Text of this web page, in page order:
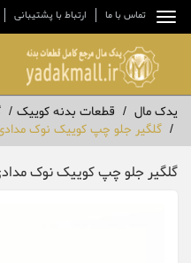
تماس با ما ارتباط با پشتیبانی
یدک مال قطعات بدنه کوییک
گلگیر جلو چپ کوییک نوک
گلگیر جلو چپ کوییک نوک